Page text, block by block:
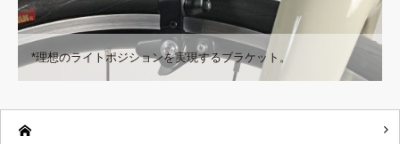
*理想のライトポジションを実現するブラケット。